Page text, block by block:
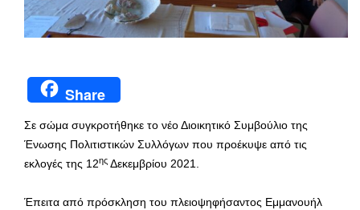
Share
Σε σώμα συγκροτήθηκε το νέο Διοικητικό Συμβούλιο της
Ένωσης Πολιτιστικών Συλλόγων που προέκυψε από τις
εκλογές της 12ης Δεκεμβρίου 2021.
Έπειτα από πρόσκληση του πλειοψηφήσαντος Εμμανουήλ